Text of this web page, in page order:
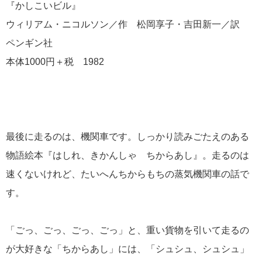
『かしこいビル』
ウィリアム・ニコルソン／作 松岡享子・吉田新一／訳
ペンギン社
本体1000円＋税 1982
最後に走るのは、機関車です。しっかり読みごたえのある
物語絵本『はしれ、きかんしゃ ちからあし』。走るのは
速くないけれど、たいへんちからもちの蒸気機関車の話で
す。
「ごっ、ごっ、ごっ、ごっ」と、重い貨物を引いて走るの
が大好きな「ちからあし」には、「シュシュ、シュシュ」